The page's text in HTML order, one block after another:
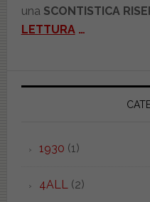
una SCONTISTICA
LETTURA …
1930 (1)
4ALL (2)